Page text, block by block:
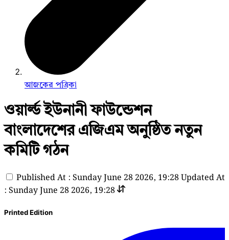
আজকের পত্রিকা
ওয়ার্ল্ড ইউনানী ফাউন্ডেশন
বাংলাদেশের এজিএম অনুষ্ঠিত নতুন
কমিটি গঠন
Published At : Sunday June 28 2026, 19:28Updated At
: Sunday June 28 2026, 19:28
Printed Edition